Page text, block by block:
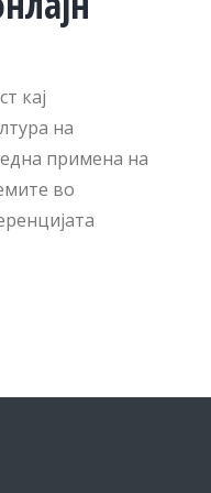
кај
на
примена на
во